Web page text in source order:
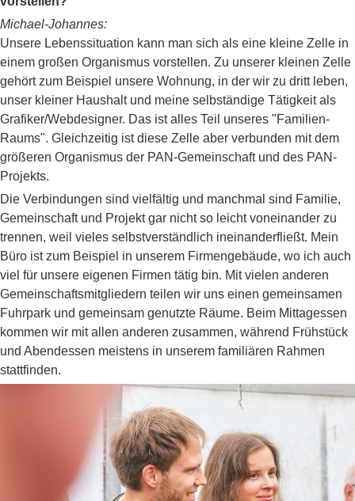
Michael-Johannes:
Unsere Lebenssituation kann man sich als eine kleine Zelle in
einem großen Organismus vorstellen. Zu unserer kleinen Zelle
gehört zum Beispiel unsere Wohnung, in der wir zu dritt leben,
unser kleiner Haushalt und meine selbständige Tätigkeit als
Grafiker/Webdesigner. Das ist alles Teil unseres "Familien-
Raums". Gleichzeitig ist diese Zelle aber verbunden mit dem
größeren Organismus der PAN-Gemeinschaft und des PAN-
Projekts.
Die Verbindungen sind vielfältig und manchmal sind Familie,
Gemeinschaft und Projekt gar nicht so leicht voneinander zu
trennen, weil vieles selbstverständlich ineinanderfließt. Mein
Büro ist zum Beispiel in unserem Firmengebäude, wo ich auch
viel für unsere eigenen Firmen tätig bin. Mit vielen anderen
Gemeinschaftsmitgliedern teilen wir uns einen gemeinsamen
Fuhrpark und gemeinsam genutzte Räume. Beim Mittagessen
kommen wir mit allen anderen zusammen, während Frühstück
und Abendessen meistens in unserem familiären Rahmen
stattfinden.